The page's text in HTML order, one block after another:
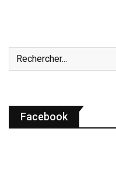
Facebook